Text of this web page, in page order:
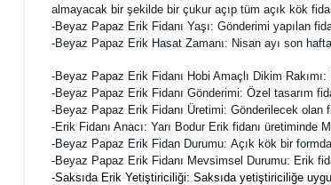
almayacak bir şekilde bir çukur açıp tüm açık kök
-Beyaz Papaz Erik Fidanı Yaşı: Gönderimi yapılan
-Beyaz Papaz Erik Hasat Zamanı: Nisan ayı son
-Beyaz Papaz Erik Fidanı Hobi Amaçlı Dikim
-Beyaz Papaz Erik Fidanı Gönderimi: Özel tasarım
-Beyaz Papaz Erik Fidanı Üretimi: Gönderilecek olan
-Erik Fidanı Anacı: Yarı Bodur Erik fidanı üretiminde
-Beyaz Papaz Erik Fidan Durumu: Açık kök bir
-Beyaz Papaz Erik Fidanı Mevsimsel Durumu: Erik
-Saksıda Erik Yetiştiriciliği: Saksıda yetiştiriciliğe